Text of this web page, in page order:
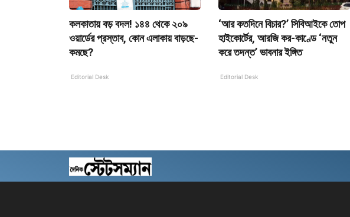
কলকাতায় বড় বদল! ১৪৪ থেকে ২০৯
ওয়ার্ডের প্রস্তাব, কোন এলাকায় বাড়ছে-
কমছে?
Editorial Desk
‘আর কতদিনে বিচার?’ সিবিআইকে তোপ
হাইকোর্টের, আরজি কর-কাণ্ডে ‘নতুন
করে তদন্ত’ ভাবনার ইঙ্গিত
Editorial Desk